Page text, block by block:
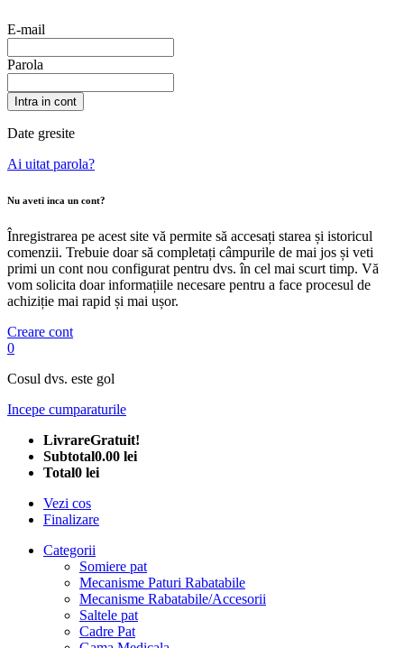
E-mail
Parola
Intra in cont
Date gresite
Ai uitat parola?
Nu aveti inca un cont?
Înregistrarea pe acest site vă permite să accesați starea și istoricul
comenzii. Trebuie doar să completați câmpurile de mai jos și veti
primi un cont nou configurat pentru dvs. în cel mai scurt timp. Vă
vom solicita doar informațiile necesare pentru a face procesul de
achiziție mai rapid și mai ușor.
Creare cont
0
Cosul dvs. este gol
Incepe cumparaturile
LivrareGratuit!
Subtotal0.00 lei
Total0 lei
Vezi cos
Finalizare
Categorii
Somiere pat
Mecanisme Paturi Rabatabile
Mecanisme Rabatabile/Accesorii
Saltele pat
Cadre Pat